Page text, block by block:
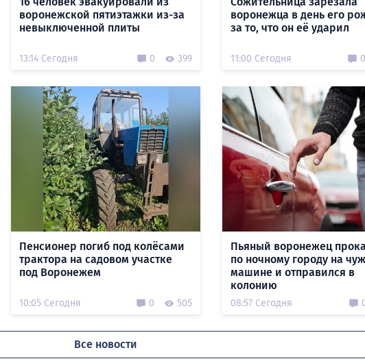
воронежской пятиэтажки из-за
невыключенной плиты
13:14 Сегодня 0 399
воронежца в день его
за то, что он её ударил
11:00 Сегодня 0
Пенсионер погиб под колёсами
трактора на садовом участке
под Воронежем
10:05 Сегодня 0 505
Пьяный воронежец
по ночному городу на
машине и отправился в
колонию
08:57 Сегодня
Все новости